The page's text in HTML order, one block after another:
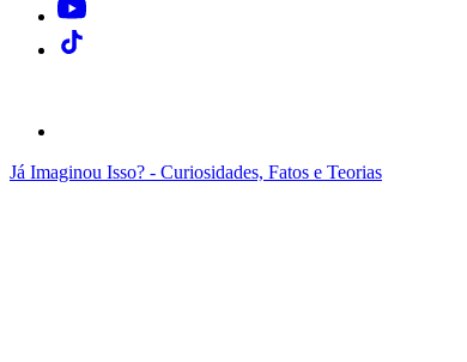
Já Imaginou Isso? - Curiosidades, Fatos e Teorias